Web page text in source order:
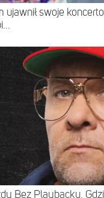
ujawnił swoje
Bez Playbacku.